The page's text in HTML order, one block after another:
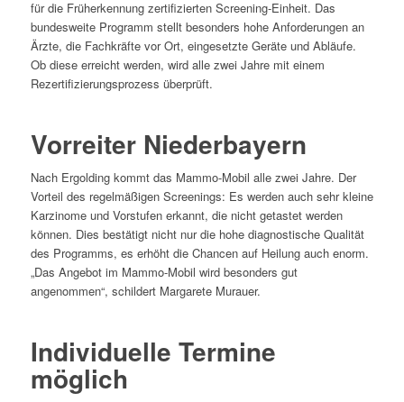
für die Früherkennung zertifizierten Screening-Einheit. Das
bundesweite Programm stellt besonders hohe Anforderungen an
Ärzte, die Fachkräfte vor Ort, eingesetzte Geräte und Abläufe.
Ob diese erreicht werden, wird alle zwei Jahre mit einem
Rezertifizierungsprozess überprüft.
Vorreiter Niederbayern
Nach Ergolding kommt das Mammo-Mobil alle zwei Jahre. Der
Vorteil des regelmäßigen Screenings: Es werden auch sehr kleine
Karzinome und Vorstufen erkannt, die nicht getastet werden
können. Dies bestätigt nicht nur die hohe diagnostische Qualität
des Programms, es erhöht die Chancen auf Heilung auch enorm.
„Das Angebot im Mammo-Mobil wird besonders gut
angenommen“, schildert Margarete Murauer.
Individuelle Termine
möglich